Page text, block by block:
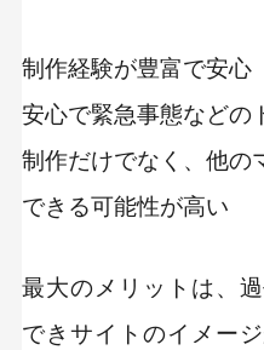
制作経験が豊富で安心
安心で緊急事態などの
制作だけでなく、他の
できる可能性が高い
最大のメリットは、
できサイトのイメー